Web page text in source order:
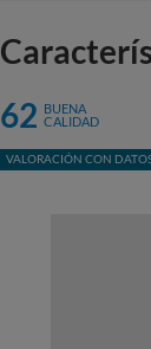
62 BUENA
CALIDAD
VALORACIÓN CON DATOS